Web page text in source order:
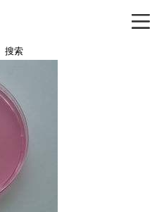
搜索